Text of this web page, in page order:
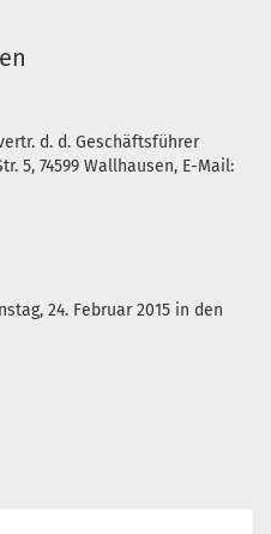
d. d. Geschäftsführer
5, 74599 Wallhausen, E-Mail:
24. Februar 2015 in den